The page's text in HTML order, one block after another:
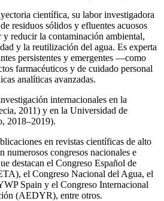
científica, su labor investigadora
residuos sólidos y efluentes acuosos
reducir la contaminación ambiental,
y la reutilización del agua. Es experta
persistentes y emergentes —como
farmacéuticos y de cuidado personal
analíticas avanzadas.
internacionales en la
2011) y en la Universidad de
2018–2019).
en revistas científicas de alto
numerosos congresos nacionales e
destacan el Congreso Español de
el Congreso Nacional del Agua, el
Spain y el Congreso Internacional
(AEDYR), entre otros.